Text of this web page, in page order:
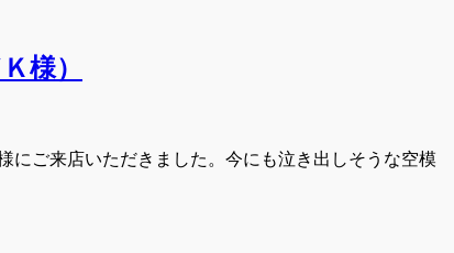
様）
にご来店いただきました。今にも泣き出しそうな空模